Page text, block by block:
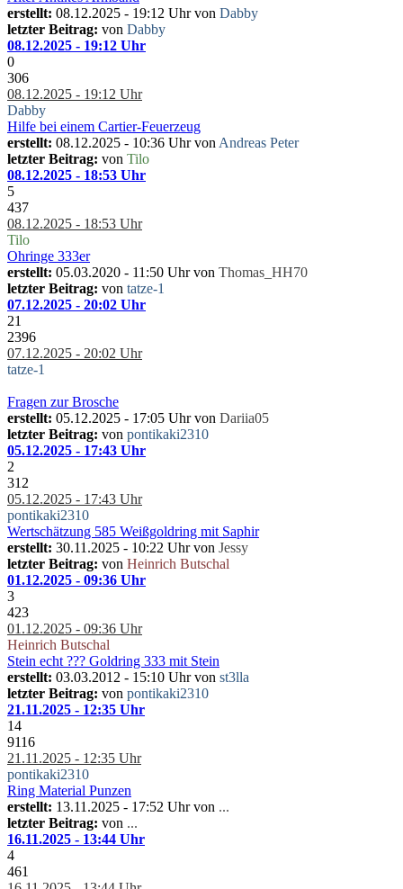
erstellt: 08.12.2025 - 19:12 Uhr von Dabby
letzter Beitrag: von Dabby
08.12.2025 - 19:12 Uhr
0
306
08.12.2025 - 19:12 Uhr
Dabby
Hilfe bei einem Cartier-Feuerzeug
erstellt: 08.12.2025 - 10:36 Uhr von Andreas Peter
letzter Beitrag: von Tilo
08.12.2025 - 18:53 Uhr
5
437
08.12.2025 - 18:53 Uhr
Tilo
Ohringe 333er
erstellt: 05.03.2020 - 11:50 Uhr von Thomas_HH70
letzter Beitrag: von tatze-1
07.12.2025 - 20:02 Uhr
21
2396
07.12.2025 - 20:02 Uhr
tatze-1
Fragen zur Brosche
erstellt: 05.12.2025 - 17:05 Uhr von Dariia05
letzter Beitrag: von pontikaki2310
05.12.2025 - 17:43 Uhr
2
312
05.12.2025 - 17:43 Uhr
pontikaki2310
Wertschätzung 585 Weißgoldring mit Saphir
erstellt: 30.11.2025 - 10:22 Uhr von Jessy
letzter Beitrag: von Heinrich Butschal
01.12.2025 - 09:36 Uhr
3
423
01.12.2025 - 09:36 Uhr
Heinrich Butschal
Stein echt ??? Goldring 333 mit Stein
erstellt: 03.03.2012 - 15:10 Uhr von st3lla
letzter Beitrag: von pontikaki2310
21.11.2025 - 12:35 Uhr
14
9116
21.11.2025 - 12:35 Uhr
pontikaki2310
Ring Material Punzen
erstellt: 13.11.2025 - 17:52 Uhr von ...
letzter Beitrag: von ...
16.11.2025 - 13:44 Uhr
4
461